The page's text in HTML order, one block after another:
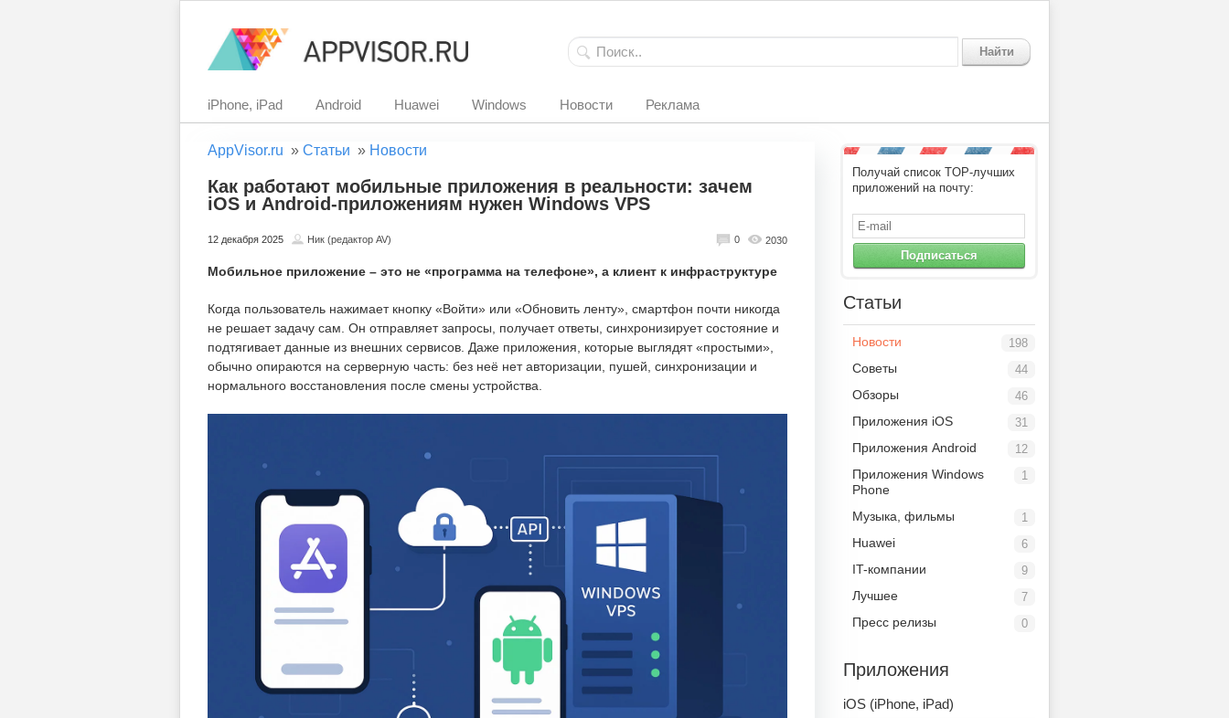
Найти
iPhone, iPad Android Huawei Windows Новости Реклама
AppVisor.ru » Статьи » Новости
Как работают мобильные приложения в реальности: зачем
iOS и Android-приложениям нужен Windows VPS
12 декабря 2025 Ник (редактор AV) 2030
0
Мобильное приложение – это не «программа на телефоне», а клиент к инфраструктуре
Когда пользователь нажимает кнопку «Войти» или «Обновить ленту», смартфон почти никогда
не решает задачу сам. Он отправляет запросы, получает ответы, синхронизирует состояние и
подтягивает данные из внешних сервисов. Даже приложения, которые выглядят «простыми»,
обычно опираются на серверную часть: без неё нет авторизации, пушей, синхронизации и
нормального восстановления после смены устройства.
Получай список TOP-лучших
приложений на почту:
Подписаться
Статьи
198
Новости
44
Советы
46
Обзоры
31
Приложения iOS
12
Приложения Android
1
Приложения Windows
Phone
1
Музыка, фильмы
6
Huawei
9
IT-компании
7
Лучшее
0
Пресс релизы
Приложения
iOS (iPhone, iPad)